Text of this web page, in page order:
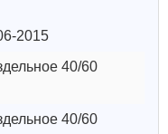
2015
40/60
40/60